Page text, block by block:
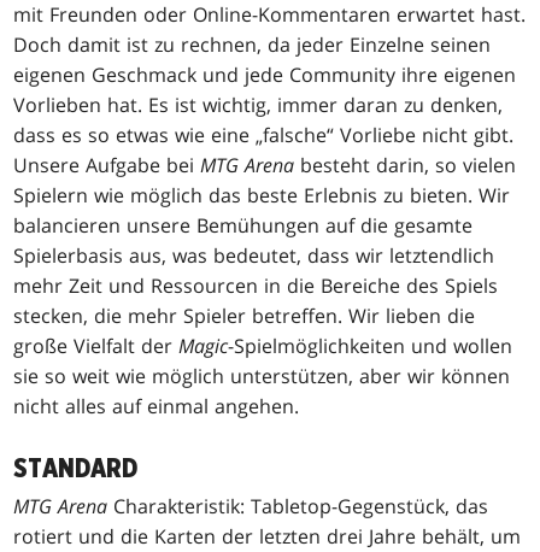
mit Freunden oder Online-Kommentaren erwartet hast.
Doch damit ist zu rechnen, da jeder Einzelne seinen
eigenen Geschmack und jede Community ihre eigenen
Vorlieben hat. Es ist wichtig, immer daran zu denken,
dass es so etwas wie eine „falsche“ Vorliebe nicht gibt.
Unsere Aufgabe beiMTG Arena besteht darin, so vielen
Spielern wie möglich das beste Erlebnis zu bieten. Wir
balancieren unsere Bemühungen auf die gesamte
Spielerbasis aus, was bedeutet, dass wir letztendlich
mehr Zeit und Ressourcen in die Bereiche des Spiels
stecken, die mehr Spieler betreffen. Wir lieben die
große Vielfalt derMagic-Spielmöglichkeiten und wollen
sie so weit wie möglich unterstützen, aber wir können
nicht alles auf einmal angehen.
STANDARD
MTG Arena Charakteristik: Tabletop-Gegenstück, das
rotiert und die Karten der letzten drei Jahre behält, um